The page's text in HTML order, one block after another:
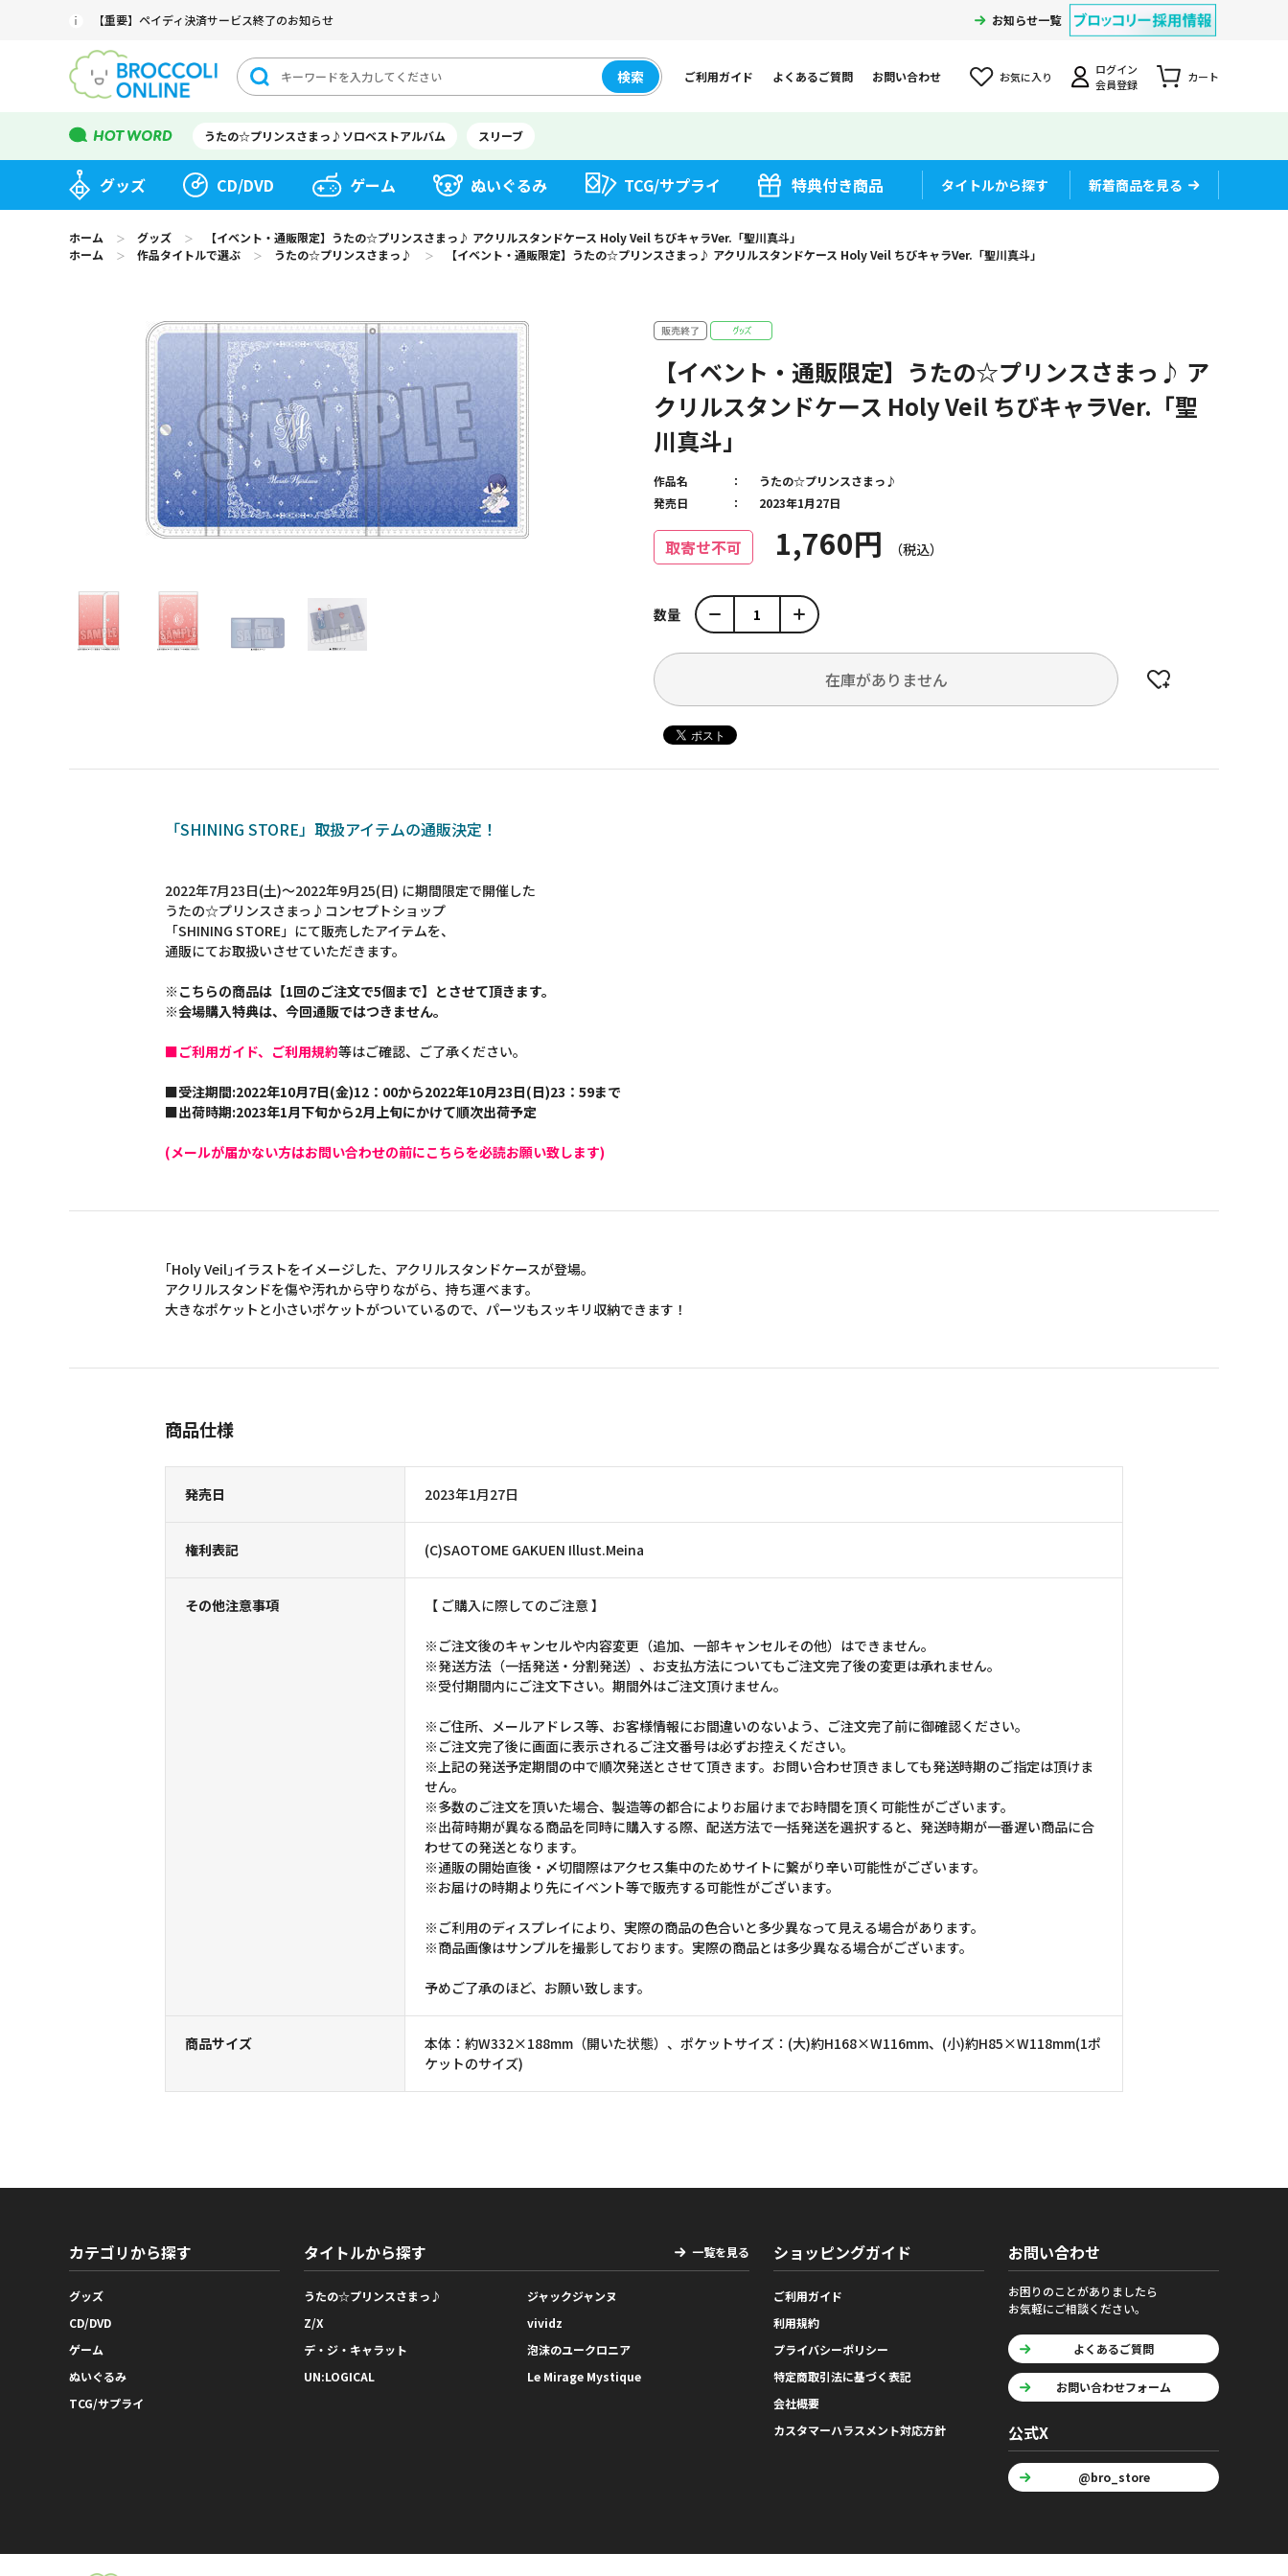
【重要】ペイディ決済サービス終了のお知らせ お知らせ一覧
検索 ご利用ガイド よくあるご質問 お問い合わせ お気に入り
ログイン
会員登録
カート
うたの☆プリンスさまっ♪ソロベストアルバム スリーブ
グッズ CD/DVD ゲーム ぬいぐるみ TCG/サプライ 特典付き商品 タイトルから探す 新着商品を見る
ホーム ＞ グッズ ＞
【イベント・通販限定】うたの☆プリンスさまっ♪ アクリルスタンドケース Holy Veil ちびキャラVer.「聖川真斗」
ホーム
＞ 作品タイトルで選ぶ ＞ うたの☆プリンスさまっ♪ ＞ 【イベント・通販限定】うたの☆プリンスさまっ♪ アクリルスタンドケース Holy Veil ちびキャラVer.「聖川真斗」
【イベント・通販限定】うたの☆プリンスさまっ♪ ア
クリルスタンドケース Holy Veil ちびキャラVer.「聖
川真斗」
取寄せ不可 1,760円
作品名
うたの☆プリンスさまっ♪
発売日
2023年1月27日
数量
在庫がありません
「SHINING STORE」取扱アイテムの通販決定！
2022年7月23日(土)～2022年9月25(日) に期間限定で開催した
うたの☆プリンスさまっ♪コンセプトショップ
「SHINING STORE」にて販売したアイテムを、
通販にてお取扱いさせていただきます。
※こちらの商品は【1回のご注文で5個まで】とさせて頂きます。
※会場購入特典は、今回通販ではつきません。
■ご利用ガイド、ご利用規約等はご確認、ご了承ください。
■受注期間:2022年10月7日(金)12：00から2022年10月23日(日)23：59まで
■出荷時期:2023年1月下旬から2月上旬にかけて順次出荷予定
(メールが届かない方はお問い合わせの前にこちらを必読お願い致します)
｢Holy Veil｣イラストをイメージした、アクリルスタンドケースが登場。
アクリルスタンドを傷や汚れから守りながら、持ち運べます。
大きなポケットと小さいポケットがついているので、パーツもスッキリ収納できます！
商品仕様
発売日 2023年1月27日
権利表記 (C)SAOTOME GAKUEN Illust.Meina
その他注意事項 【 ご購入に際してのご注意 】
※ご注文後のキャンセルや内容変更（追加、一部キャンセルその他）はできません。
※発送方法（一括発送・分割発送）、お支払方法についてもご注文完了後の変更は承れません。
※受付期間内にご注文下さい。期間外はご注文頂けません。
※ご住所、メールアドレス等、お客様情報にお間違いのないよう、ご注文完了前に御確認ください。
※ご注文完了後に画面に表示されるご注文番号は必ずお控えください。
※上記の発送予定期間の中で順次発送とさせて頂きます。お問い合わせ頂きましても発送時期のご指定は頂けま
せん。
※多数のご注文を頂いた場合、製造等の都合によりお届けまでお時間を頂く可能性がございます。
※出荷時期が異なる商品を同時に購入する際、配送方法で一括発送を選択すると、発送時期が一番遅い商品に合
わせての発送となります。
※通販の開始直後・〆切間際はアクセス集中のためサイトに繋がり辛い可能性がございます。
※お届けの時期より先にイベント等で販売する可能性がございます。
※ご利用のディスプレイにより、実際の商品の色合いと多少異なって見える場合があります。
※商品画像はサンプルを撮影しております。実際の商品とは多少異なる場合がございます。
予めご了承のほど、お願い致します。
商品サイズ
本体：約W332×188mm（開いた状態）、ポケットサイズ：(大)約H168×W116mm、(小)約H85×W118mm(1ポ
ケットのサイズ)
カテゴリから探す
グッズ
CD/DVD
ゲーム
ぬいぐるみ
TCG/サプライ
タイトルから探す 一覧を見る
うたの☆プリンスさまっ♪
ジャックジャンヌ
Z/X
vividz
デ・ジ・キャラット
泡沫のユークロニア
UN:LOGICAL
Le Mirage Mystique
ショッピングガイド
ご利用ガイド
利用規約
プライバシーポリシー
特定商取引法に基づく表記
会社概要
カスタマーハラスメント対応方針
お問い合わせ
お困りのことがありましたら
お気軽にご相談ください。
よくあるご質問
お問い合わせフォーム
公式X
@bro_store